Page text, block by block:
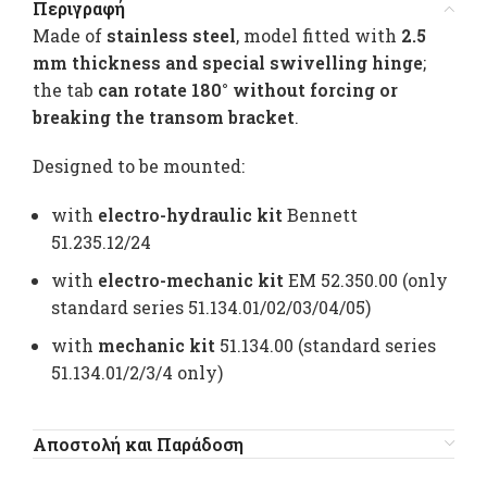
Περιγραφή
Made of stainless steel, model fitted with 2.5
mm thickness and special swivelling hinge;
the tab can rotate 180° without forcing or
breaking the transom bracket.
Designed to be mounted:
with electro-hydraulic kitBennett
51.235.12/24
with electro-mechanic kitEM 52.350.00 (only
standard series 51.134.01/02/03/04/05)
with mechanic kit 51.134.00 (standard series
51.134.01/2/3/4 only)
Αποστολή και Παράδοση